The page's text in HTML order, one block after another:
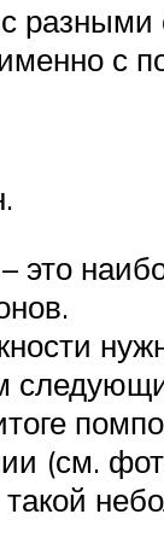
с
с
это
(см.